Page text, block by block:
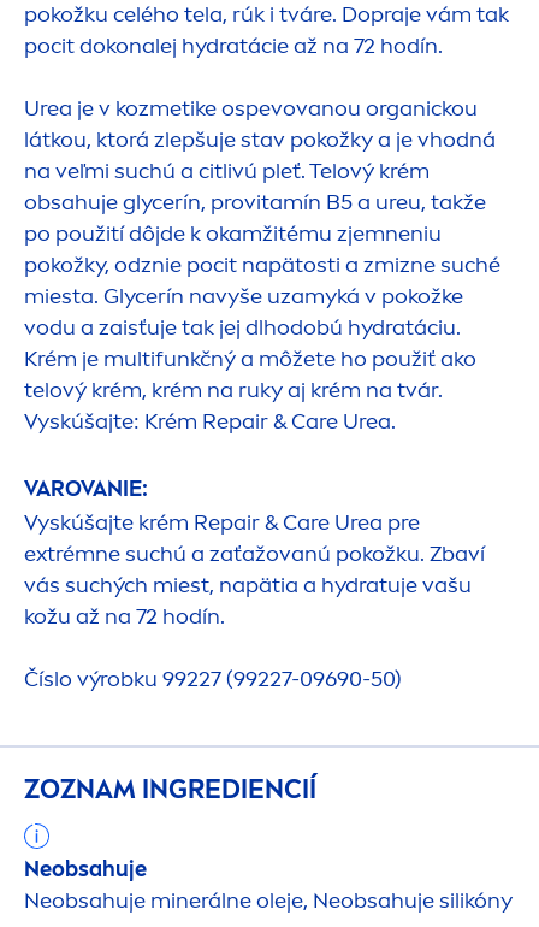
pokožku celého tela, rúk i tváre. Dopraje vám tak
pocit dokonalej hydratácie až na 72 hodín.
Urea je v kozmetike ospevovanou organickou
látkou, ktorá zlepšuje stav pokožky a je vhodná
na veľmi suchú a citlivú pleť. Telový krém
obsahuje glycerín, provitamín B5 a ureu, takže
po použití dôjde k okamžitému zjemneniu
pokožky, odznie pocit napätosti a zmizne suché
miesta. Glycerín navyše uzamyká v pokožke
vodu a zaisťuje tak jej dlhodobú hydratáciu.
Krém je multifunkčný a môžete ho použiť ako
telový krém, krém na ruky aj krém na tvár.
Vyskúšajte: Krém Repair&Care Urea.
VAROVANIE:
Vyskúšajte krém Repair&Care Urea pre
extrémne suchú a zaťažovanú pokožku. Zbaví
vás suchých miest, napätia a hydratuje vašu
kožu až na 72 hodín.
Číslo výrobku 99227 (99227-09690-50)
ZOZNAM INGREDIENCIÍ
Neobsahuje
Neobsahuje minerálne oleje, Neobsahuje silikóny